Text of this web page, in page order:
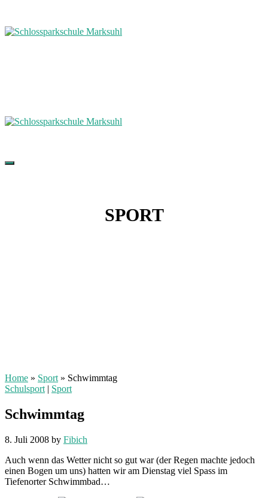
SPORT
Home » Sport » Schwimmtag
Schulsport | Sport
Schwimmtag
8. Juli 2008 by Fibich
Auch wenn das Wetter nicht so gut war (der Regen machte jedoch
einen Bogen um uns) hatten wir am Dienstag viel Spass im
Tiefenorter Schwimmbad…